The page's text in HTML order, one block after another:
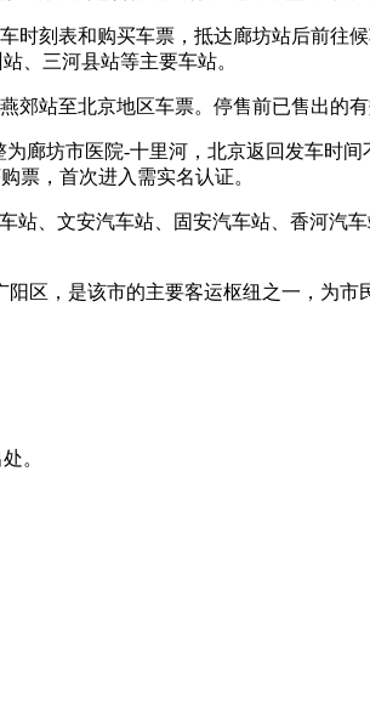
时刻表和购买车票，抵达廊坊站后前往
、三河县站等主要车站。
站至北京地区车票。停售前已售出的
坊市医院-十里河，北京返回发车时间
票，首次进入需实名认证。
站、文安汽车站、固安汽车站、香河汽
区，是该市的主要客运枢纽之一，为
。